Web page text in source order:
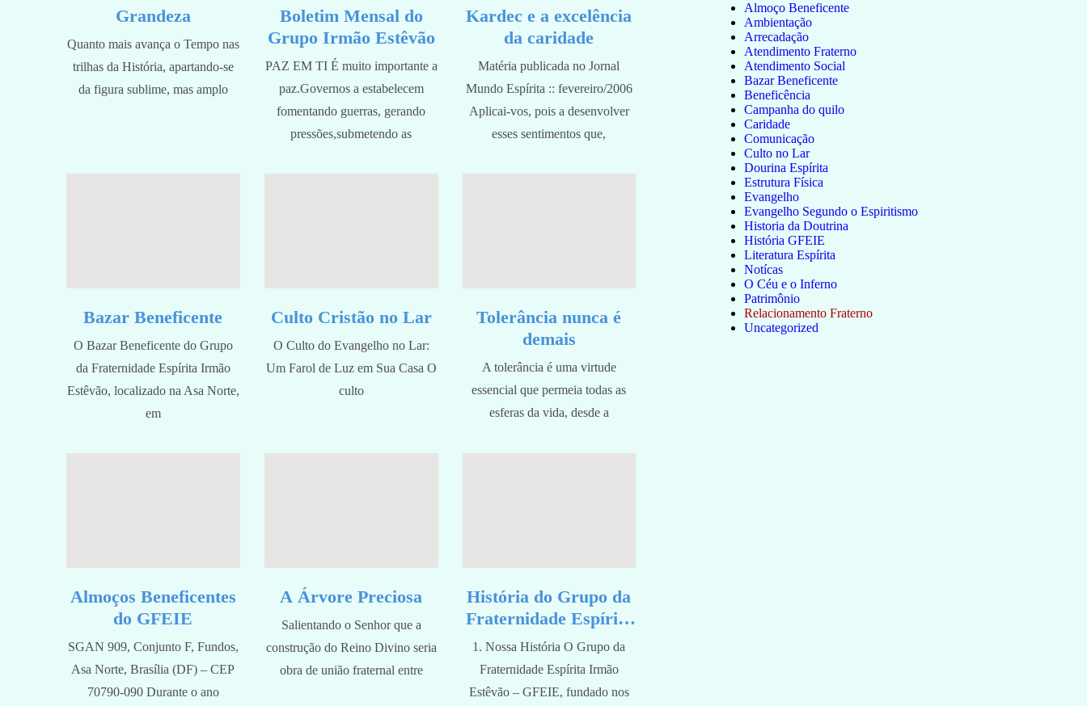
Grandeza
Quanto mais avança o Tempo nas
trilhas da História, apartando-se
da figura sublime, mas amplo
Boletim Mensal do
Grupo Irmão Estêvão
PAZ EM TI É muito importante a
paz.Governos a estabelecem
fomentando guerras, gerando
pressões,submetendo as
Kardec e a excelência
da caridade
Matéria publicada no Jornal
Mundo Espírita :: fevereiro/2006
Aplicai-vos, pois a desenvolver
esses sentimentos que,
Bazar Beneficente
O Bazar Beneficente do Grupo
da Fraternidade Espírita Irmão
Estêvão, localizado na Asa Norte,
em
Culto Cristão no Lar
O Culto do Evangelho no Lar:
Um Farol de Luz em Sua Casa O
culto
Tolerância nunca é
demais
A tolerância é uma virtude
essencial que permeia todas as
esferas da vida, desde a
Almoços Beneficentes
do GFEIE
SGAN 909, Conjunto F, Fundos,
Asa Norte, Brasília (DF) – CEP
70790-090 Durante o ano
A Árvore Preciosa
Salientando o Senhor que a
construção do Reino Divino seria
obra de união fraternal entre
História do Grupo da
Fraternidade Espírita
Irmão Estêvão
1. Nossa História O Grupo da
Fraternidade Espírita Irmão
Estêvão – GFEIE, fundado nos
Almoço Beneficente
Ambientação
Arrecadação
Atendimento Fraterno
Atendimento Social
Bazar Beneficente
Beneficência
Campanha do quilo
Caridade
Comunicação
Culto no Lar
Dourina Espírita
Estrutura Física
Evangelho
Evangelho Segundo o Espiritismo
Historia da Doutrina
História GFEIE
Literatura Espírita
Notícas
O Céu e o Inferno
Patrimônio
Relacionamento Fraterno
Uncategorized